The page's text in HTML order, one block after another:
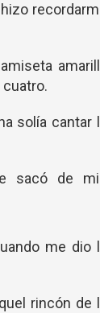
cuatro.
solía cantar
sacó de
me dio
rincón de